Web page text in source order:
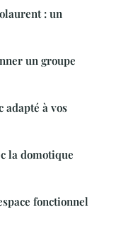
: un
un groupe
adapté à vos
la domotique
fonctionnel